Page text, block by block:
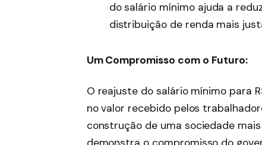
do salário mínimo ajuda a
distribuição de renda mais
Um Compromisso com o Futuro:
O reajuste do salário mínimo para
no valor recebido pelos
construção de uma sociedade